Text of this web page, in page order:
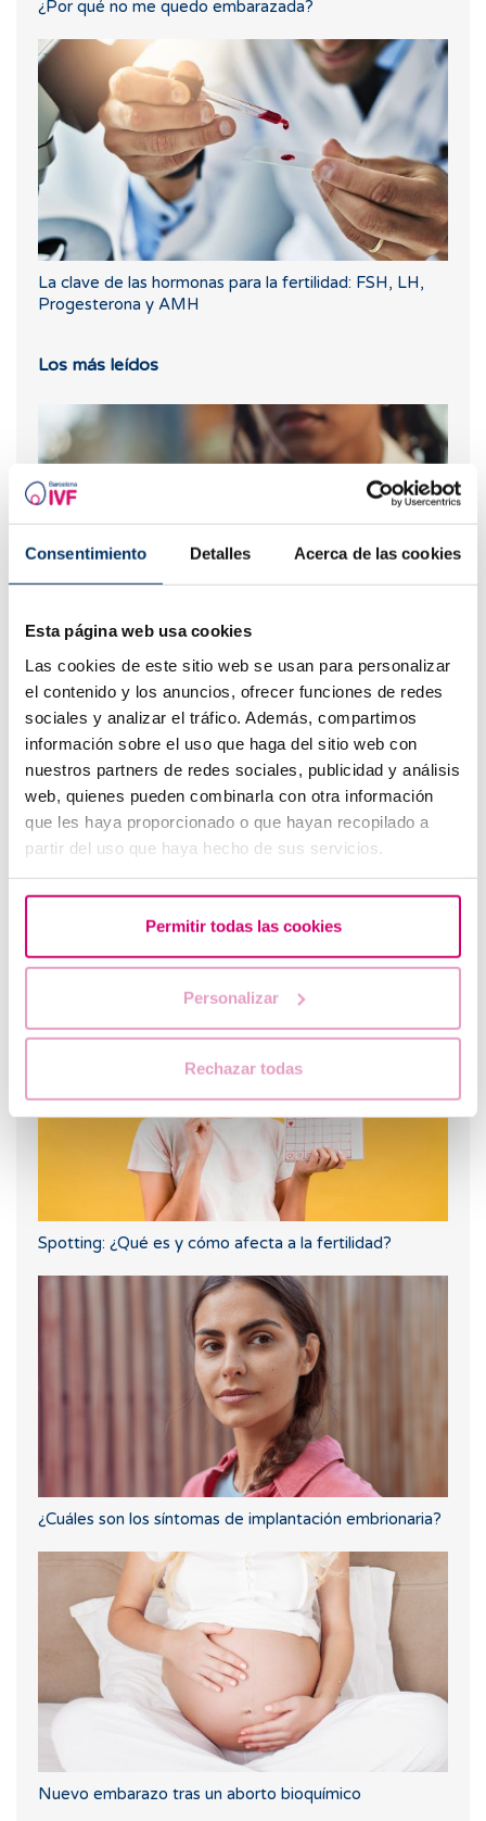
Consentimiento Detalles Acerca de las cookies
Esta página web usa cookies
Las cookies de este sitio web se usan para personalizar
el contenido y los anuncios, ofrecer funciones de redes
sociales y analizar el tráfico. Además, compartimos
información sobre el uso que haga del sitio web con
nuestros partners de redes sociales, publicidad y análisis
web, quienes pueden combinarla con otra información
que les haya proporcionado o que hayan recopilado a
partir del uso que haya hecho de sus servicios.
Permitir todas las cookies
Personalizar
Rechazar todas
¿Por qué no me quedo embarazada?
La clave de las hormonas para la fertilidad: FSH, LH,
Progesterona y AMH
Los más leídos
embarazo negativo?
quistes en los ovarios?
Spotting: ¿Qué es y cómo afecta a la fertilidad?
¿Cuáles son los síntomas de implantación embrionaria?
Nuevo embarazo tras un aborto bioquímico